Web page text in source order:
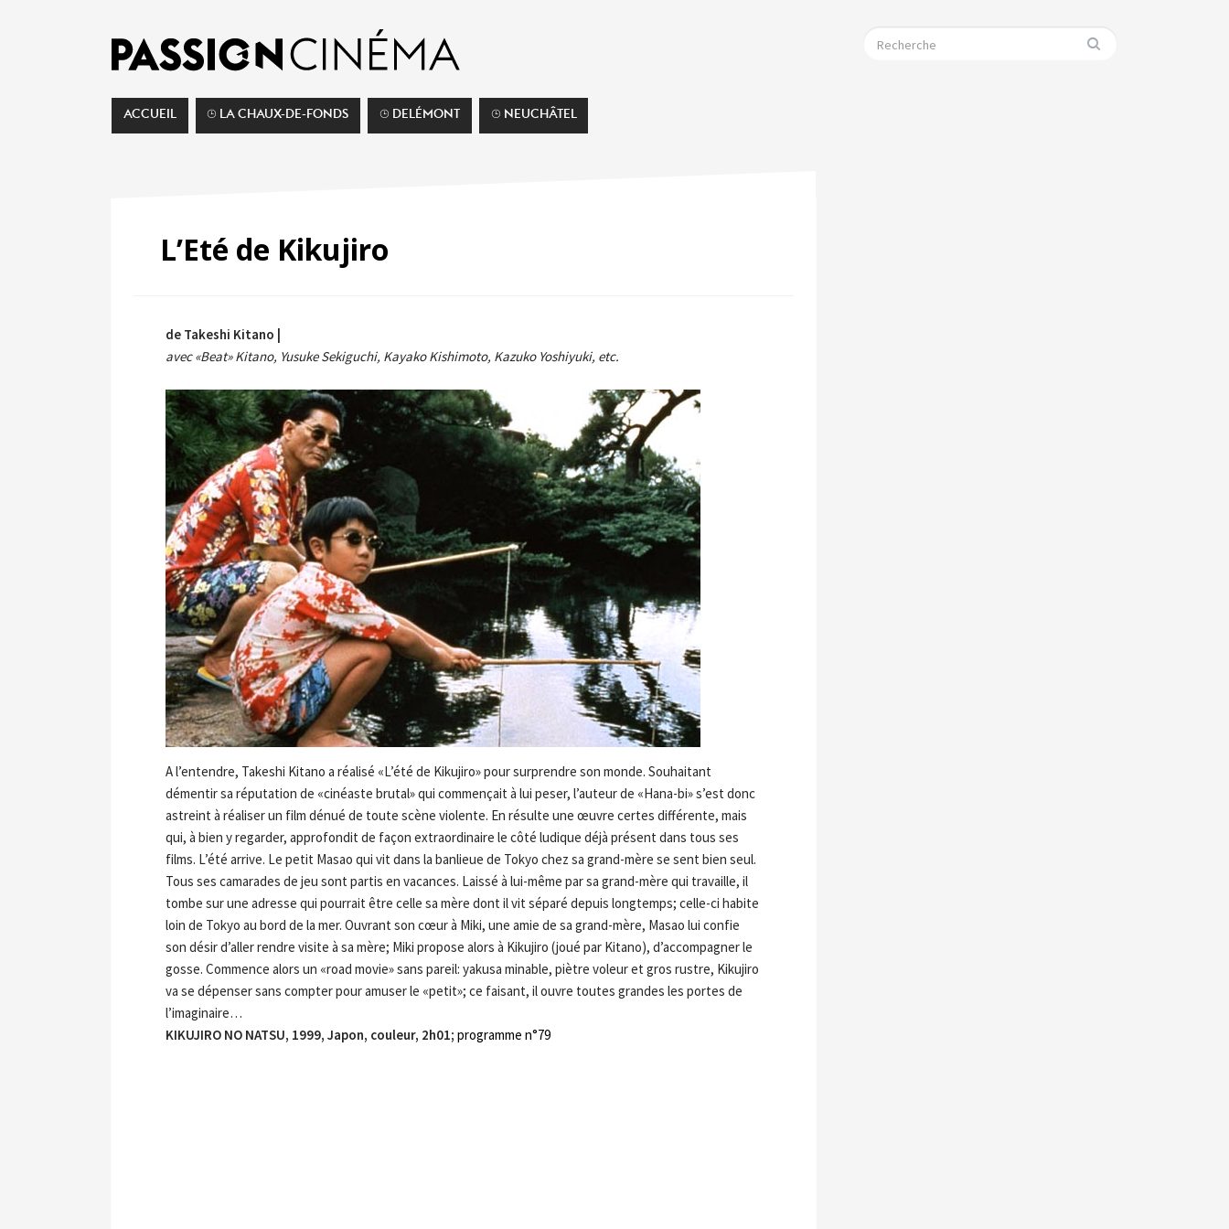
ACCUEIL ⌚︎ LA CHAUX-DE-FONDS ⌚︎ DELÉMONT ⌚︎ NEUCHÂTEL
L’Eté de Kikujiro
de Takeshi Kitano |
avec «Beat» Kitano, Yusuke Sekiguchi, Kayako Kishimoto, Kazuko Yoshiyuki, etc.
A l’entendre, Takeshi Kitano a réalisé «L’été de Kikujiro» pour surprendre son monde. Souhaitant
démentir sa réputation de «cinéaste brutal» qui commençait à lui peser, l’auteur de «Hana-bi» s’est donc
astreint à réaliser un film dénué de toute scène violente. En résulte une œuvre certes différente, mais
qui, à bien y regarder, approfondit de façon extraordinaire le côté ludique déjà présent dans tous ses
films. L’été arrive. Le petit Masao qui vit dans la banlieue de Tokyo chez sa grand-mère se sent bien seul.
Tous ses camarades de jeu sont partis en vacances. Laissé à lui-même par sa grand-mère qui travaille, il
tombe sur une adresse qui pourrait être celle sa mère dont il vit séparé depuis longtemps; celle-ci habite
loin de Tokyo au bord de la mer. Ouvrant son cœur à Miki, une amie de sa grand-mère, Masao lui confie
son désir d’aller rendre visite à sa mère; Miki propose alors à Kikujiro (joué par Kitano), d’accompagner le
gosse. Commence alors un «road movie» sans pareil: yakusa minable, piètre voleur et gros rustre, Kikujiro
va se dépenser sans compter pour amuser le «petit»; ce faisant, il ouvre toutes grandes les portes de
l’imaginaire…
KIKUJIRO NO NATSU, 1999, Japon, couleur, 2h01; programme n°79